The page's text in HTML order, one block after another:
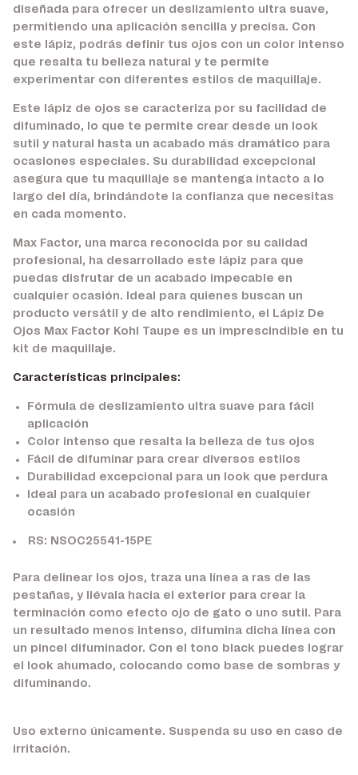
diseñada para ofrecer un deslizamiento ultra suave,
permitiendo una aplicación sencilla y precisa. Con
este lápiz, podrás definir tus ojos con un color intenso
que resalta tu belleza natural y te permite
experimentar con diferentes estilos de maquillaje.
Este lápiz de ojos se caracteriza por su facilidad de
difuminado, lo que te permite crear desde un look
sutil y natural hasta un acabado más dramático para
ocasiones especiales. Su durabilidad excepcional
asegura que tu maquillaje se mantenga intacto a lo
largo del día, brindándote la confianza que necesitas
en cada momento.
Max Factor, una marca reconocida por su calidad
profesional, ha desarrollado este lápiz para que
puedas disfrutar de un acabado impecable en
cualquier ocasión. Ideal para quienes buscan un
producto versátil y de alto rendimiento, el Lápiz De
Ojos Max Factor Kohl Taupe es un imprescindible en tu
kit de maquillaje.
Características principales:
Fórmula de deslizamiento ultra suave para fácil
aplicación
Color intenso que resalta la belleza de tus ojos
Fácil de difuminar para crear diversos estilos
Durabilidad excepcional para un look que perdura
Ideal para un acabado profesional en cualquier
ocasión
RS: NSOC25541-15PE
Para delinear los ojos, traza una línea a ras de las
pestañas, y llévala hacia el exterior para crear la
terminación como efecto ojo de gato o uno sutil. Para
un resultado menos intenso, difumina dicha línea con
un pincel difuminador. Con el tono black puedes lograr
el look ahumado, colocando como base de sombras y
difuminando.
Uso externo únicamente. Suspenda su uso en caso de
irritación.